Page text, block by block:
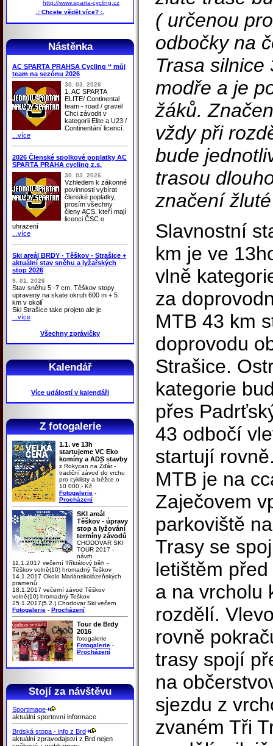
http://www.sparta-cycling.cz
.: Chcete vědět více? :.
Nástěnka
AC SPARTA PRAHSA Cycling ‘‘ můj
team na sezónu 2026
30. 03. 2026
1. AC SPARTA
ELITE/ Continental
team - road / gravel
Chci závodit v
kategorii Elite a U23 /
Continentání licencí.
...více
2026 Členské spolkové poplatky AC
SPARTA PRAHA cycling z.s.
30. 03. 2026
Vzhledem k zákonné
povinnosti vybírat
členské poplatky,
prosím všechny
členy ACS, kteří mají
licenci ČSC o
uhrazení
...více
Ski areál BRDY - Těškov - Strašice +
aktuální stav sněhu a lyžařských
stop 2026
9. 01. 2026
Stav sněhu 5 -7 cm, Těškov stopy
upraveny na skate okruh 600 m + 5
km v okolí
Ski Strašice take projeto ale je
...více
Všechny zprávičky
Kalendář
Více událostí v kalendáři
Z fotogalerie
1.1. ve 13h
startujeme VC Eko
komíny a ADS stavby
z Rokycan na Žďár -
tradiční závod do vrchu
pro cyklisty a běžce o
10 000,- Kč
Fotogalerie -
Procházení
SKI areál
Těškov - úpravy
stop a lyžování
termíny závodů
CHODOVAR SKI
TOUR 2017 -
návrh
11.1.2017 večerní Tříkrálový běh -
Těškov volně(10) hromadný Teškov
14.1.2017 Okolo Mariánskolázeňských
pramenů
18.1.2017 večerní závod Těškov
volně(10) hromadný Teškov
25.1.2017(5.2.) Chodovar Ski večern
Fotogalerie - Procházení
Tour de Brdy
2016
fotogalerie
Fotogalerie -
Procházení
Stojí za návštěvu
Sportimage
aktuální sportovní informace
Brdská stopa - info z Brd
aktuální zpravodajství z Brd nejen
( určenou
odbočky na
Trasa
modře a je
žáků.
vždy při
bude
trasou
značení
Slavnostní
km je ve
vlně
za
MTB 43 km
doprovodu
Strašice.
kategorie
přes
43 odbočí
startují
MTB je na
Zaječovem
parkoviště
Trasy se
letištěm
a na vrcholu
rozdělí.
rovně
trasy spojí
na
sjezdu z
zvaném Tři